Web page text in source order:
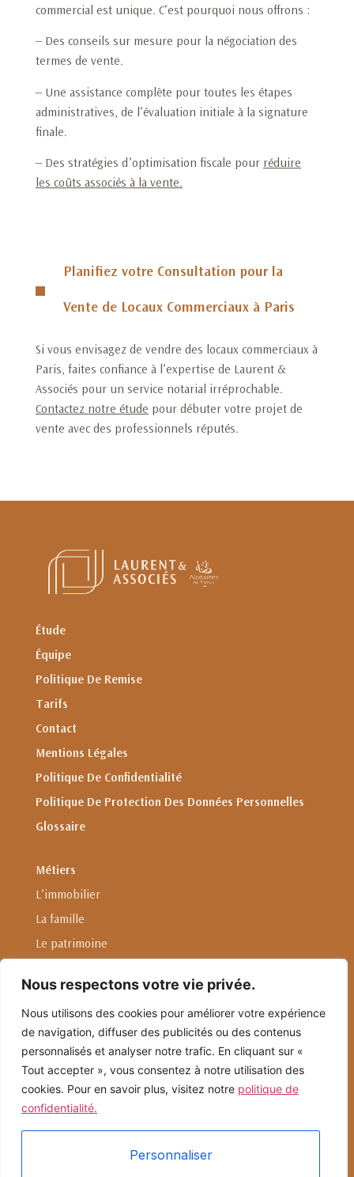
Nous respectons votre vie privée.
Nous utilisons des cookies pour améliorer votre expérience
de navigation, diffuser des publicités ou des contenus
personnalisés et analyser notre trafic. En cliquant sur «
Tout accepter », vous consentez à notre utilisation des
cookies. Pour en savoir plus, visitez notre politique de
confidentialité.
Personnaliser
commercial est unique. C’est pourquoi nous offrons :
– Des conseils sur mesure pour la négociation des
termes de vente.
– Une assistance complète pour toutes les étapes
administratives, de l’évaluation initiale à la signature
finale.
– Des stratégies d’optimisation fiscale pour réduire
les coûts associés à la vente.
Planifiez votre Consultation pour la
Vente de Locaux Commerciaux à Paris
Si vous envisagez de vendre des locaux commerciaux à
Paris, faites confiance à l’expertise de Laurent &
Associés pour un service notarial irréprochable.
Contactez notre étude pour débuter votre projet de
vente avec des professionnels réputés.
Étude
Équipe
Politique De Remise
Tarifs
Contact
Mentions Légales
Politique De Confidentialité
Politique De Protection Des Données Personnelles
Glossaire
Métiers
L’immobilier
La famille
Le patrimoine
Droit international privé
Linkedin
Nous envoyer un email
4, Rue Auber 75009 Paris